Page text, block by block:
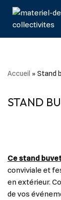
Aller
au
Accueil » Stand
STAND
Ce stand
conviviale et
en extérieur.
de vos